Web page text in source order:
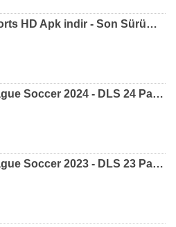
Selçuk Sports HD Apk indir - Son Sürüm 2024 [2.0.1.9]
Dream League Soccer 2024 - DLS 24 Para Hileli MOD APK indir [v11.050]
Dream League Soccer 2023 - DLS 23 Para Hileli MOD APK [v11.020]